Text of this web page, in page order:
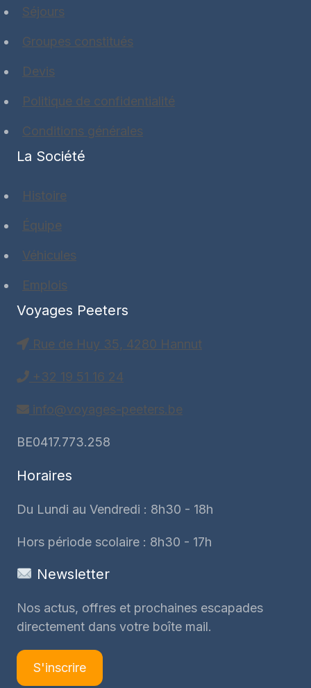
Séjours
Groupes constitués
Devis
Politique de confidentialité
Conditions générales
La Société
Histoire
Équipe
Véhicules
Emplois
Voyages Peeters
Rue de Huy 35, 4280 Hannut
+32 19 51 16 24
info@voyages-peeters.be
BE0417.773.258
Horaires
Du Lundi au Vendredi : 8h30 - 18h
Hors période scolaire : 8h30 - 17h
Newsletter
Nos actus, offres et prochaines escapades
directement dans votre boîte mail.
S'inscrire